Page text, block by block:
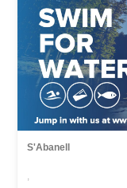
S'Abanell
,